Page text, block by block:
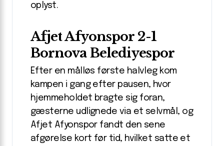
oplyst.
Afjet Afyonspor 2-1
Bornova Belediyespor
Efter en målløs første halvleg kom
kampen i gang efter pausen, hvor
hjemmeholdet bragte sig foran,
gæsterne udlignede via et selvmål, og
Afjet Afyonspor fandt den sene
afgørelse kort før tid, hvilket satte et